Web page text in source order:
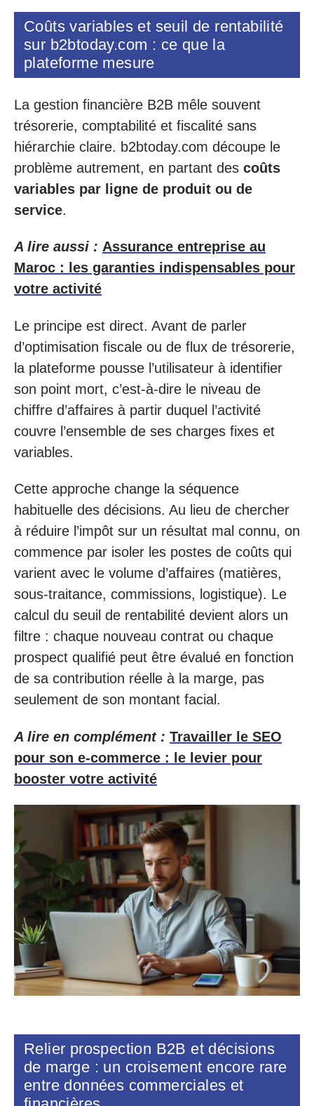
Coûts variables et seuil de rentabilité
sur b2btoday.com : ce que la
plateforme mesure
La gestion financière B2B mêle souvent
trésorerie, comptabilité et fiscalité sans
hiérarchie claire. b2btoday.com découpe le
problème autrement, en partant des coûts
variables par ligne de produit ou de
service.
A lire aussi : Assurance entreprise au
Maroc : les garanties indispensables pour
votre activité
Le principe est direct. Avant de parler
d’optimisation fiscale ou de flux de trésorerie,
la plateforme pousse l’utilisateur à identifier
son point mort, c’est-à-dire le niveau de
chiffre d’affaires à partir duquel l’activité
couvre l’ensemble de ses charges fixes et
variables.
Cette approche change la séquence
habituelle des décisions. Au lieu de chercher
à réduire l’impôt sur un résultat mal connu, on
commence par isoler les postes de coûts qui
varient avec le volume d’affaires (matières,
sous-traitance, commissions, logistique). Le
calcul du seuil de rentabilité devient alors un
filtre : chaque nouveau contrat ou chaque
prospect qualifié peut être évalué en fonction
de sa contribution réelle à la marge, pas
seulement de son montant facial.
A lire en complément : Travailler le SEO
pour son e-commerce : le levier pour
booster votre activité
Relier prospection B2B et décisions
de marge : un croisement encore rare
entre données commerciales et